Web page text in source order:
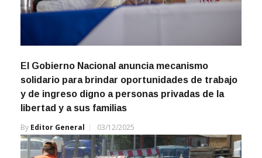
El Gobierno Nacional anuncia mecanismo
solidario para brindar oportunidades de trabajo
y de ingreso digno a personas privadas de la
libertad y a sus familias
By Editor General 03/12/2025